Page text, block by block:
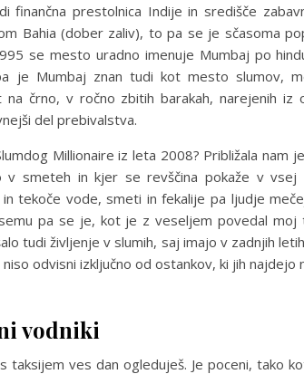
finančna prestolnica Indije in središče
Bahia (dober zaliv), to pa se je sčasoma
se mesto uradno imenuje Mumbaj po
je Mumbaj znan tudi kot mesto slumov,
na črno, v ročno zbitih barakah, narejenih iz
del prebivalstva.
Millionaire iz leta 2008? Približala nam
v smeteh in kjer se revščina pokaže v vsej
in tekoče vode, smeti in fekalije pa ljudje
pa se je, kot je z veseljem povedal moj
tudi življenje v slumih, saj imajo v zadnjih
odvisni izključno od ostankov, ki jih najdejo
vodniki
taksijem ves dan ogleduješ. Je poceni, tako